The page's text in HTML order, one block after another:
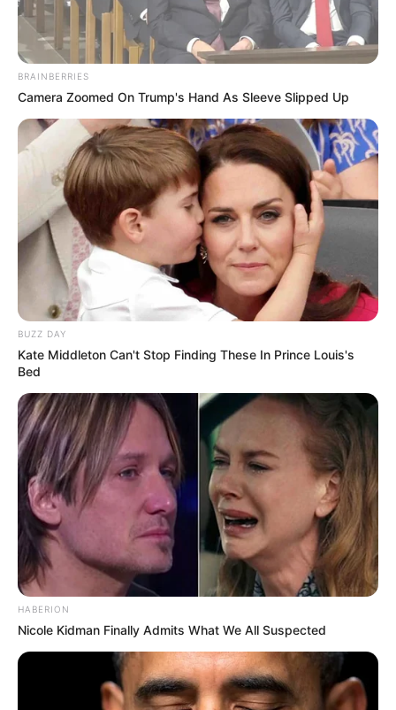
BRAINBERRIES
Camera Zoomed On Trump's Hand As Sleeve Slipped Up
BUZZ DAY
Kate Middleton Can't Stop Finding These In Prince Louis's
Bed
HABERION
Nicole Kidman Finally Admits What We All Suspected